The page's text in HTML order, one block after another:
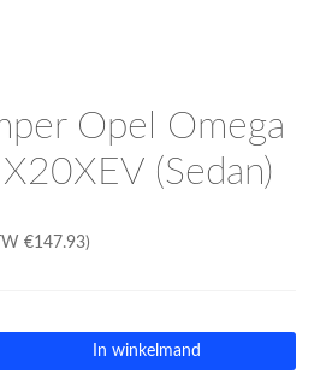
Opel Omega
(Sedan)
€147.93)
In winkelmand